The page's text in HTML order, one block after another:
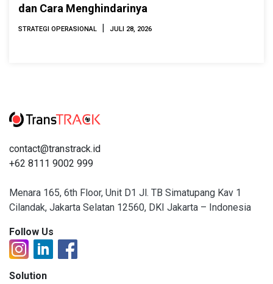
dan Cara Menghindarinya
STRATEGI OPERASIONAL | JULI 28, 2026
contact@transtrack.id
+62 8111 9002 999
Menara 165, 6th Floor, Unit D1 Jl. TB Simatupang Kav 1
Cilandak, Jakarta Selatan 12560, DKI Jakarta – Indonesia
Follow Us
Solution